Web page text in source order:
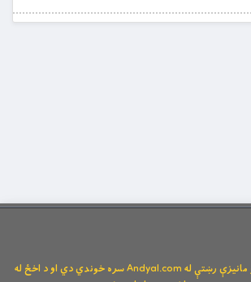
د وېبپاڼې ټولې توکیزې او مانیزې رښتې له Andyal.com سره خوندي دي او د اخځ له